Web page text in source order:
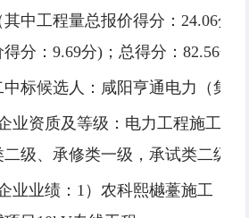
其中工程量总报价得分：24.06分
得分：9.69分)；总得分：82.56分
中标候选人：咸阳亨通电力（集
业资质及等级：电力工程施工总
二级、承修类一级，承试类二级）
业业绩：1）农科熙樾薹施工；2